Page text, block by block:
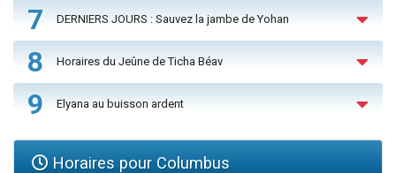
7 DERNIERS JOURS : Sauvez la jambe de Yohan
8 Horaires du Jeûne de Ticha Béav
9 Elyana au buisson ardent
Horaires pour Columbus